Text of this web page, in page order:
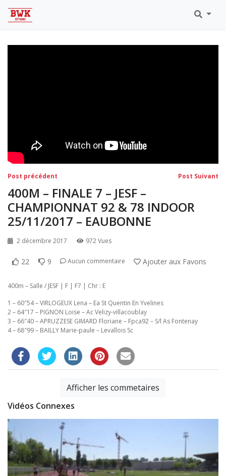
Eaubonne 2019
Navigation
de
l’article
Post précédent Post Suivant
400M – FINALE 7 – JESF –
CHAMPIONNAT 92 & 78 INDOOR
25/11/2017 – EAUBONNE
2 décembre 2017 972 Vues
22 9 Aucun commentaire Ajouter aux Favoris
400m – Salle / JESF | F | F7 | Chr : E
1 – 60″54 – VIRLOGEUX Lena – Ea St Quentin En Yvelines
2 – 64″17 – PIGNON Loise – Ac Velizy-villacoublay
3 – 66″40 – APRUZZESE GIMARD Floriane – Fpca92 – S/l As Fontenay
4 – 68″99 – BAILLY Marie-paule – Levallois Sc
Afficher les commetaires
Vidéos Connexes